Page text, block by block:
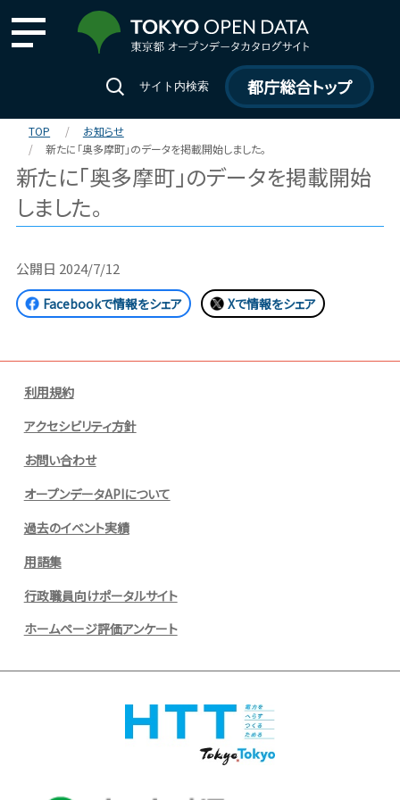
サイト内検索 都庁総合トップ
TOP
お知らせ
新たに「奥多摩町」のデータを掲載開始しました。
新たに「奥多摩町」のデータを掲載開始
しました。
公開日 2024/7/12
Facebookで情報をシェア Xで情報をシェア
利用規約
アクセシビリティ方針
お問い合わせ
オープンデータAPIについて
過去のイベント実績
用語集
行政職員向けポータルサイト
ホームページ評価アンケート